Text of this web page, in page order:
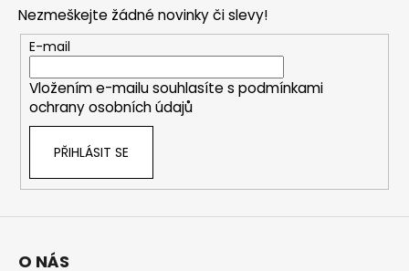
Nezmeškejte žádné novinky či slevy!
E-mail
Vložením e-mailu souhlasíte s podmínkami
ochrany osobních údajů
PŘIHLÁSIT SE
O NÁS